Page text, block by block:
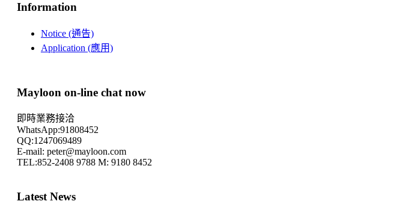
Information
Notice (通告)
Application (應用)
Mayloon on-line chat now
即時業務接洽
WhatsApp:91808452
QQ:1247069489
E-mail: peter@mayloon.com
TEL:852-2408 9788 M: 9180 8452
Latest News